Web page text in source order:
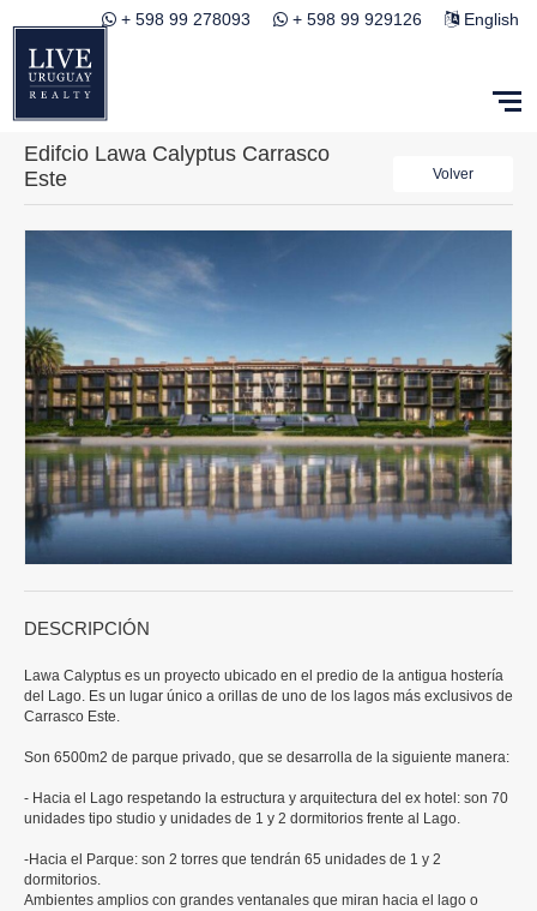
+ 598 99 278093 + 598 99 929126 English
Volver
Edifcio Lawa Calyptus Carrasco
Este
DESCRIPCIÓN
Lawa Calyptus es un proyecto ubicado en el predio de la antigua hostería
del Lago. Es un lugar único a orillas de uno de los lagos más exclusivos de
Carrasco Este.
Son 6500m2 de parque privado, que se desarrolla de la siguiente manera:
- Hacia el Lago respetando la estructura y arquitectura del ex hotel: son 70
unidades tipo studio y unidades de 1 y 2 dormitorios frente al Lago.
-Hacia el Parque: son 2 torres que tendrán 65 unidades de 1 y 2
dormitorios.
Ambientes amplios con grandes ventanales que miran hacia el lago o